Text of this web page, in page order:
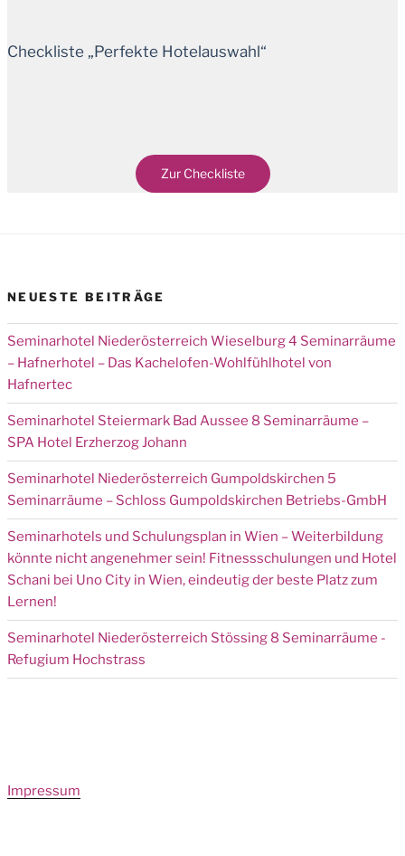
Checkliste „Perfekte Hotelauswahl“
Zur Checkliste
NEUESTE BEITRÄGE
Seminarhotel Niederösterreich Wieselburg 4 Seminarräume
– Hafnerhotel – Das Kachelofen-Wohlfühlhotel von
Hafnertec
Seminarhotel Steiermark Bad Aussee 8 Seminarräume –
SPA Hotel Erzherzog Johann
Seminarhotel Niederösterreich Gumpoldskirchen 5
Seminarräume – Schloss Gumpoldskirchen Betriebs-GmbH
Seminarhotels und Schulungsplan in Wien – Weiterbildung
könnte nicht angenehmer sein! Fitnessschulungen und Hotel
Schani bei Uno City in Wien, eindeutig der beste Platz zum
Lernen!
Seminarhotel Niederösterreich Stössing 8 Seminarräume -
Refugium Hochstrass
Impressum